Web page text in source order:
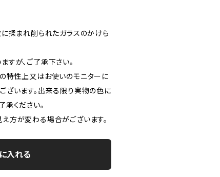
揉まれ削られたガラスのかけら
すが、ご了承下さい。
特性上又はお使いのモニターに
ざいます。出来る限り実物の色に
承ください。
方が変わる場合がございます。
入れる